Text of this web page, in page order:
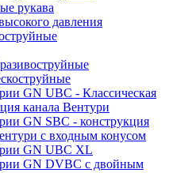
рукава
давления
GN UBC - Классическая
канала Вентури
GN SBC - конструкция
c входным конусом
GN UBC XL
GN DVBC с двойным